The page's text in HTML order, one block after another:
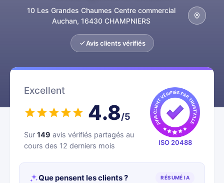
10 Les Grandes Chaumes Centre commercial
Auchan, 16430 CHAMPNIERS
Avis clients vérifiés
Excellent
4.8/5
Sur 149 avis vérifiés partagés au
cours des 12 derniers mois
ISO 20488
Que pensent les clients ? RÉSUMÉ IA